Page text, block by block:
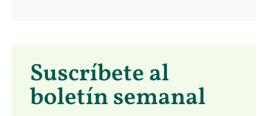
Suscríbete al
boletín semanal